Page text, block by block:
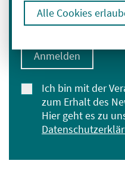
Alle Cookies
E-Mail-Adresse eingeben
Ich bin mit der
zum Erhalt des
Hier geht es zu
Anmelden